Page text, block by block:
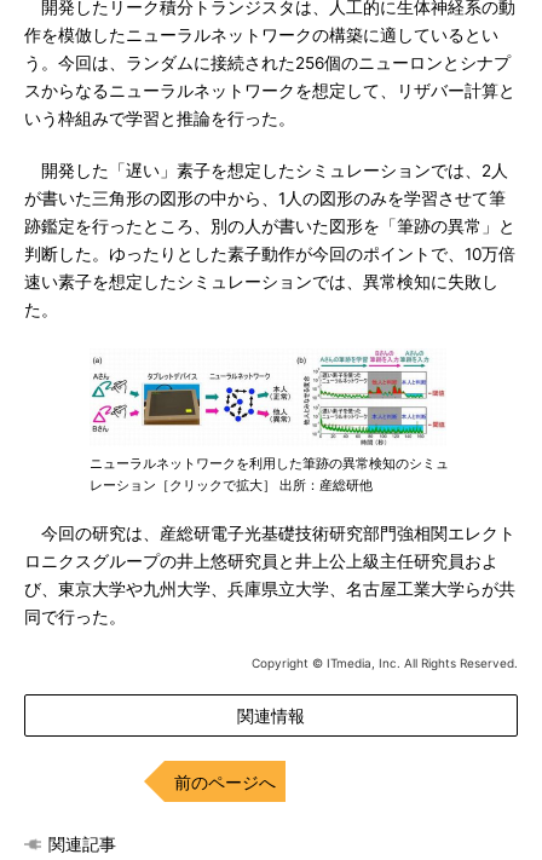
開発したリーク積分トランジスタは、人工的に生体神経系の動
作を模倣したニューラルネットワークの構築に適しているとい
う。今回は、ランダムに接続された256個のニューロンとシナプ
スからなるニューラルネットワークを想定して、リザバー計算と
いう枠組みで学習と推論を行った。
開発した「遅い」素子を想定したシミュレーションでは、2人
が書いた三角形の図形の中から、1人の図形のみを学習させて筆
跡鑑定を行ったところ、別の人が書いた図形を「筆跡の異常」と
判断した。ゆったりとした素子動作が今回のポイントで、10万倍
速い素子を想定したシミュレーションでは、異常検知に失敗し
た。
ニューラルネットワークを利用した筆跡の異常検知のシミュ
レーション［クリックで拡大］ 出所：産総研他
今回の研究は、産総研電子光基礎技術研究部門強相関エレクト
ロニクスグループの井上悠研究員と井上公上級主任研究員およ
び、東京大学や九州大学、兵庫県立大学、名古屋工業大学らが共
同で行った。
Copyright © ITmedia, Inc. All Rights Reserved.
関連情報
前のページへ
関連記事